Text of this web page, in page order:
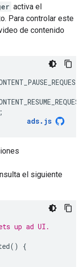
activa el
Para controlar este
de contenido
ads. js
el siguiente
up ad UI.
()
{